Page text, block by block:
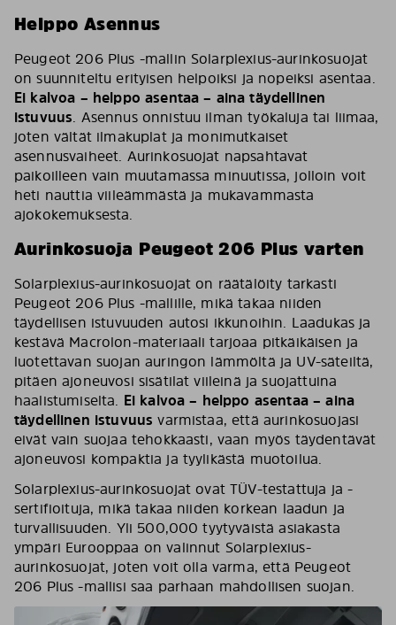
Helppo Asennus
Peugeot 206 Plus -mallin Solarplexius-aurinkosuojat
on suunniteltu erityisen helpoiksi ja nopeiksi asentaa.
Ei kalvoa – helppo asentaa – aina täydellinen
istuvuus. Asennus onnistuu ilman työkaluja tai liimaa,
joten vältät ilmakuplat ja monimutkaiset
asennusvaiheet. Aurinkosuojat napsahtavat
paikoilleen vain muutamassa minuutissa, jolloin voit
heti nauttia viileämmästä ja mukavammasta
ajokokemuksesta.
Aurinkosuoja Peugeot 206 Plus varten
Solarplexius-aurinkosuojat on räätälöity tarkasti
Peugeot 206 Plus -mallille, mikä takaa niiden
täydellisen istuvuuden autosi ikkunoihin. Laadukas ja
kestävä Macrolon-materiaali tarjoaa pitkäikäisen ja
luotettavan suojan auringon lämmöltä ja UV-säteiltä,
pitäen ajoneuvosi sisätilat viileinä ja suojattuina
haalistumiselta. Ei kalvoa – helppo asentaa – aina
täydellinen istuvuus varmistaa, että aurinkosuojasi
eivät vain suojaa tehokkaasti, vaan myös täydentävät
ajoneuvosi kompaktia ja tyylikästä muotoilua.
Solarplexius-aurinkosuojat ovat TÜV-testattuja ja -
sertifioituja, mikä takaa niiden korkean laadun ja
turvallisuuden. Yli 500,000 tyytyväistä asiakasta
ympäri Eurooppaa on valinnut Solarplexius-
aurinkosuojat, joten voit olla varma, että Peugeot
206 Plus -mallisi saa parhaan mahdollisen suojan.